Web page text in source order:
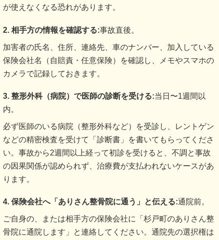
が使えなくなる恐れがあります。
2. 相手方の情報を確認する:事故直後。
加害者の氏名、住所、連絡先、車のナンバー、加入している
保険会社名（自賠責・任意保険）を確認し、メモやスマホの
カメラで記録しておきます。
3. 整形外科（病院）で医師の診断を受ける:当日〜1週間以
内。
必ず医師のいる病院（整形外科など）を受診し、レントゲン
などの精密検査を受けて「診断書」を書いてもらってくださ
い。事故から2週間以上経って初診を受けると、不調と事故
の因果関係が認められず、治療費が支払われないケースがあ
ります。
4. 保険会社へ「ありさん整骨院に通う」と伝える:通院前。
ご自身の、または相手方の保険会社に「杉戸町のありさん整
骨院に通院します」と連絡してください。通院先の選択権は